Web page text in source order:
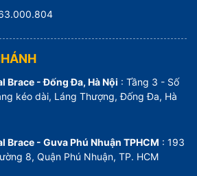
Brace - Đống Đa, Hà Nội : Tầng 3 - Số
kéo dài, Láng Thượng, Đống Đa, Hà
Brace - Guva Phú Nhuận TPHCM : 193
8, Quận Phú Nhuận, TP. HCM